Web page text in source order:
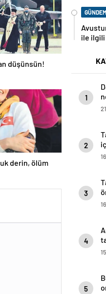
düşünsün!
derin, ölüm
GÜNDEM
ile
1
2
3
4
5